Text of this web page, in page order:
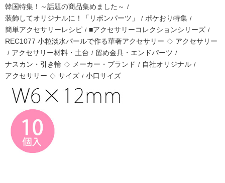
韓国特集！～話題の商品集めました～ /
装飾してオリジナルに！「リボンパーツ」 / ポケおり特集 /
簡単アクセサリーレシピ / ■アクセサリーコレクションシリーズ /
REC1077 小粒淡水パールで作る華奢アクセサリー ◇ アクセサリー
/ アクセサリー材料・土台 / 留め金具・エンドパーツ /
ナスカン・引き輪 ◇ メーカー・ブランド / 自社オリジナル /
アクセサリー ◇ サイズ / 小口サイズ